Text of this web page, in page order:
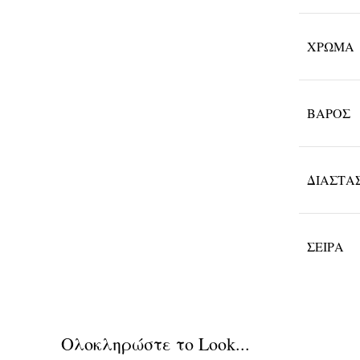
ΧΡΏΜΑ
ΒΆΡΟΣ
ΣΕΙΡΆ
Ολοκληρώστε το Look...